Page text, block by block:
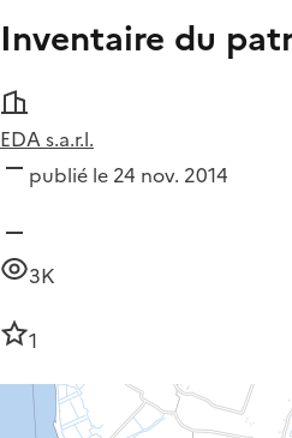
Inventaire du
EDA s.a.r.l.
publié le 24 nov. 2014
3K
1